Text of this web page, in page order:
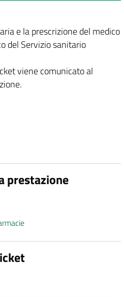
e la prescrizione del medico
del Servizio sanitario
viene comunicato al
prestazione